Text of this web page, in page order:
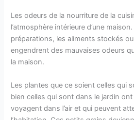
Les odeurs de la nourriture de la
l’atmosphère intérieure d’une
préparations, les aliments stockés
engendrent des mauvaises odeurs
la maison.
Les plantes que ce soient celles qui
bien celles qui sont dans le jardin
voyagent dans l’air et qui peuvent